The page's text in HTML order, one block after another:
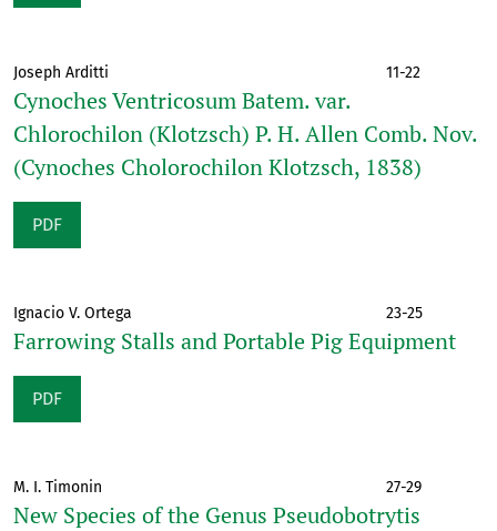
Joseph Arditti 11-22
Cynoches Ventricosum Batem. var.
Chlorochilon (Klotzsch) P. H. Allen Comb. Nov.
(Cynoches Cholorochilon Klotzsch, 1838)
PDF
Ignacio V. Ortega 23-25
Farrowing Stalls and Portable Pig Equipment
PDF
M. I. Timonin 27-29
New Species of the Genus Pseudobotrytis